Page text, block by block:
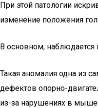
При этой патологии
изменение положения
В основном,
Такая аномалия одна из
дефектов опорно-
из-за нарушениях в